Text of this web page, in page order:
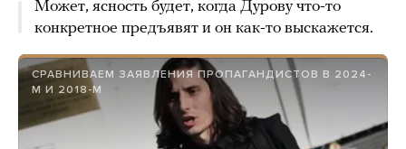
Может, ясность будет, когда Дурову что-то
конкретное предъявят и он как-то выскажется.
СРАВНИВАЕМ ЗАЯВЛЕНИЯ ПРОПАГАНДИСТОВ В 2024-
М И 2018-М